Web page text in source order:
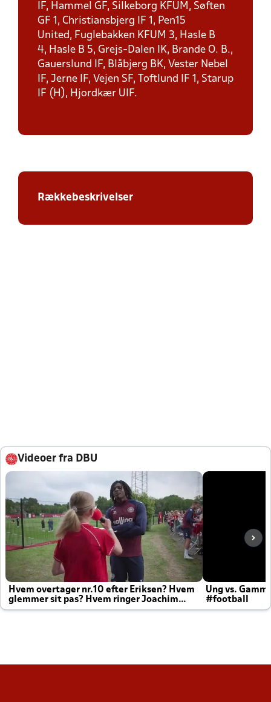
IF, Hammel GF, Silkeborg KFUM, Søften
GF 1, Christiansbjerg IF 1, Pen15
United, Fuglebakken KFUM 3, Hasle B
4, Hasle B 5, Grejs-Dalen IK, Brande O. B.,
Gauerslund IF, Blåbjerg BK, Vester Nebel
IF, Jerne IF, Vejen SF, Toftlund IF 1, Starup
IF (H), Hjordkær UIF.
Rækkebeskrivelser
Videoer fra DBU
Hvem overtager nr.10 efter Eriksen? Hvem
glemmer sit pas? Hvem ringer Joachim
altid til efter kampe?
Ung vs.
#football